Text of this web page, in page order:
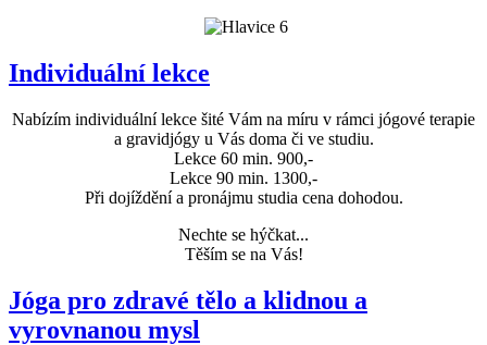
Individuální lekce
Nabízím individuální lekce šité Vám na míru v rámci jógové terapie
a gravidjógy u Vás doma či ve studiu.
Lekce 60 min. 900,-
Lekce 90 min. 1300,-
Při dojíždění a pronájmu studia cena dohodou.
Nechte se hýčkat...
Těším se na Vás!
Jóga pro zdravé tělo a klidnou a
vyrovnanou mysl